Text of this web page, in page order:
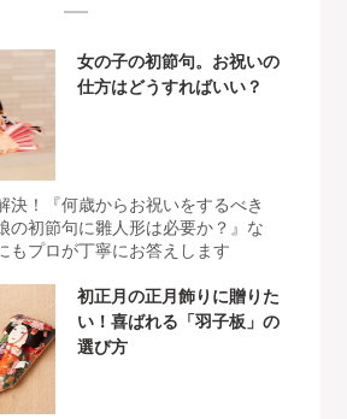
女の子の初節句。お祝いの
仕方はどうすればいい？
決！『何歳からお祝いをするべき
の初節句に雛人形は必要か？』な
もプロが丁寧にお答えします
初正月の正月飾りに贈りた
い！喜ばれる「羽子板」の
選び方